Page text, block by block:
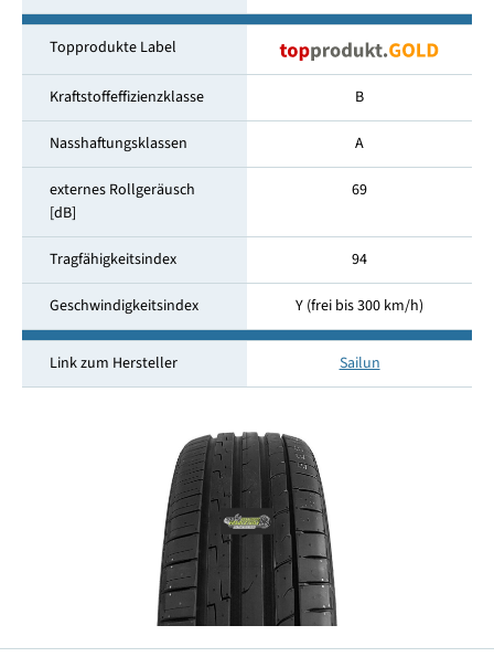
Topprodukte Label
Kraftstoffeffizienzklasse B
Nasshaftungsklassen A
externes Rollgeräusch
[dB]
69
Tragfähigkeitsindex 94
Geschwindigkeitsindex Y (frei bis 300 km/h)
Link zum Hersteller Sailun